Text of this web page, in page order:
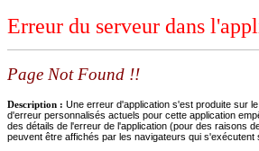
Erreur du serveur dans
Page Not Found !!
Description : Une erreur d'application s'est produite sur
d'erreur personnalisés actuels pour cette application
des détails de l'erreur de l'application (pour des raisons
peuvent être affichés par les navigateurs qui s'exécutent